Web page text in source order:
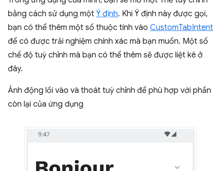
bằng cách sử dụng một Ý định. Khi Ý định này được gọi,
bạn có thể thêm một số thuộc tính vào CustomTabIntent
để có được trải nghiệm chính xác mà bạn muốn. Một số
chế độ tuỳ chỉnh mà bạn có thể thêm sẽ được liệt kê ở
đây.
Ảnh động lối vào và thoát tuỳ chỉnh để phù hợp với phần
còn lại của ứng dụng